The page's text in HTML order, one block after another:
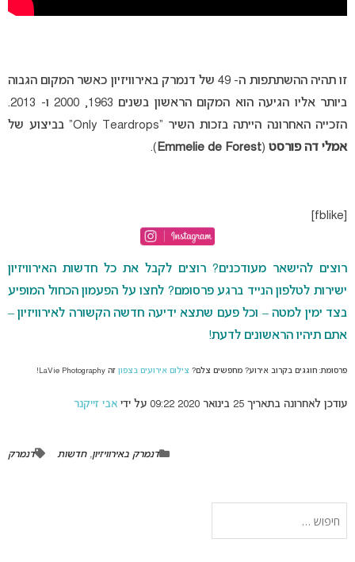
זו תהיה ההשתתפות ה- 49 של דנמרק באירוויזיון כאשר המקום הגבוה
ביותר אליו הגיעה הוא המקום הראשון בשנים 1963, 2000 ו- 2013.
הזכייה האחרונה הייתה בזכות השיר “Only Teardrops” בביצוע של
אמלי דה פורסט (
Emmelie de Forest
).
רוצים להישאר מעודכנים? רוצים לקבל את כל חדשות האירוויזיון
ישירות לטלפון הנייד ברגע פרסומם? לחצו על הפעמון הכחול המופיע
בצד ימין למטה – וכל פעם שתצא ידיעה חדשה הקשורה לאירוויזיון –
אתם תיהיו הראשונים לדעת!
פרסומת: חוגגים בקרוב אירוע? מחפשים צלם? צילום אירועים בצפון זה LaVie Photography!
עודכן לאחרונה בתאריך 25 בינואר 2020 09:22 על ידי אבי זייקנר
דנמרק באירוויזיון,חדשות דנמרק